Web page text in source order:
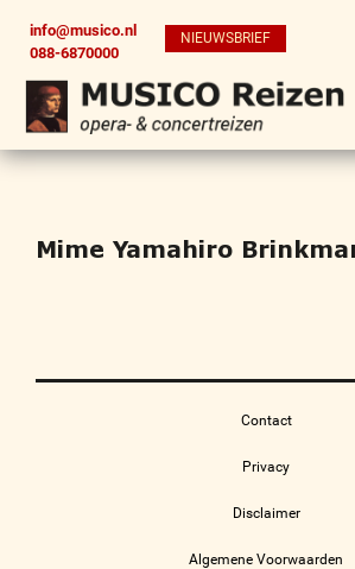
info@musico.nl
088-6870000
NIEUWSBRIEF
Mime Yamahiro
Contact
Privacy
Disclaimer
Algemene Voorwaarden